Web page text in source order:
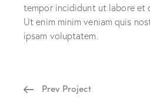
tempor incididunt ut labore et
Ut enim minim veniam quis
ipsam voluptatem.
Prev Project